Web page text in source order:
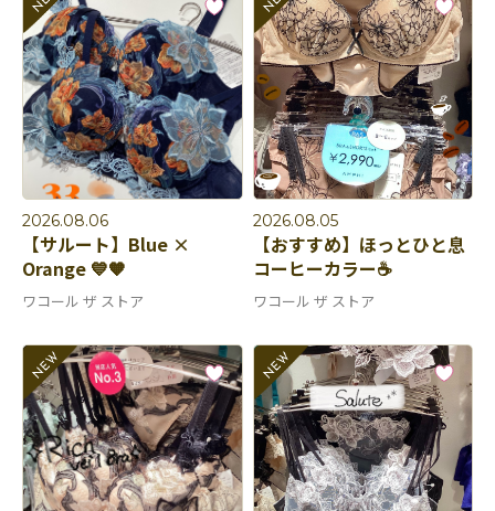
2026.08.06
【サルート】Blue ×
Orange 💙🧡
ワコール ザ ストア
2026.08.05
【おすすめ】ほっとひと息
コーヒーカラー☕️
ワコール ザ ストア